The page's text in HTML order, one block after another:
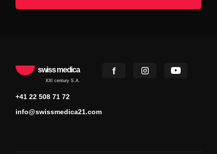
swiss medica
XXI century S.A.
+41 22 508 71 72
info@swissmedica21.com